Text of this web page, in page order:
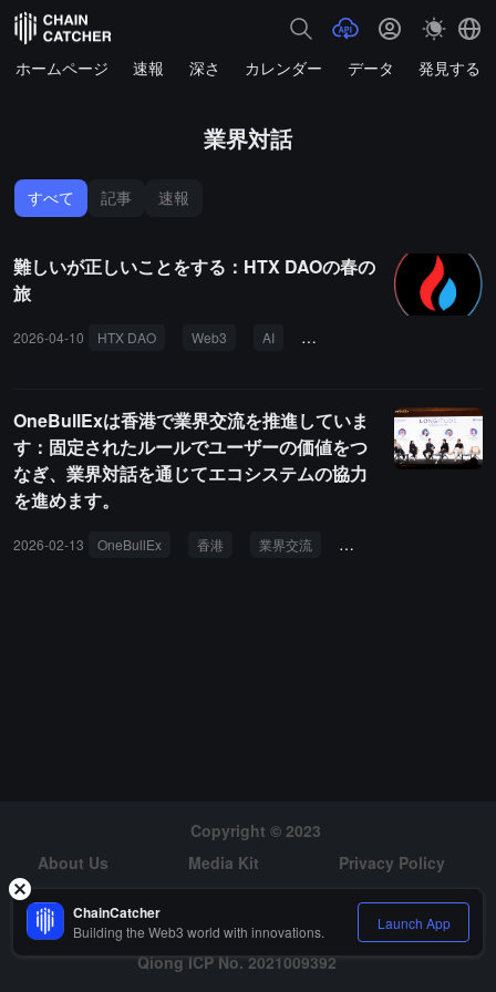
ホームページ 速報 深さ カレンダー データ 発見する
業界対話
すべて 記事 速報
難しいが正しいことをする：HTX DAOの春の
旅
2026-04-10 HTX DAO Web3 AI Crypto
OneBullExは香港で業界交流を推進していま
す：固定されたルールでユーザーの価値をつ
なぎ、業界対話を通じてエコシステムの協力
を進めます。
2026-02-13 OneBullEx 香港 業界交流 LONGITUDE
Copyright © 2023
About Us
Media Kit
Privacy Policy
Risk Warning
Hiring
Qiong ICP No. 2021009392
ChainCatcher
Building the Web3 world with innovations. Launch App